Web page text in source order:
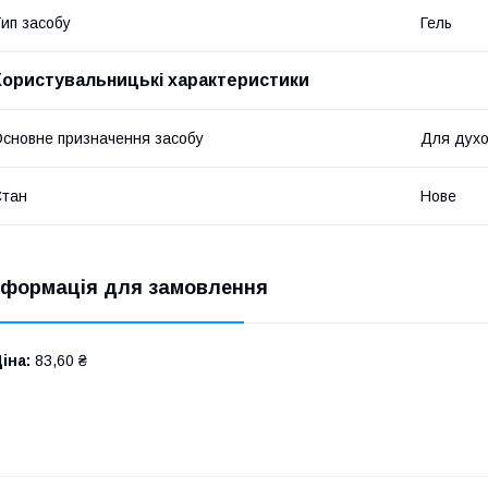
засобу Гель
характеристики
призначення засобу Для
Нове
для замовлення
83,60 ₴